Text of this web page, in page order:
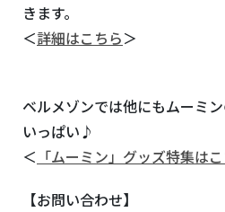
きます。
＜詳細はこちら＞
ベルメゾンでは他にもムーミ
いっぱい♪
＜ 「ムーミン」グッズ特集は
【お問い合わせ】